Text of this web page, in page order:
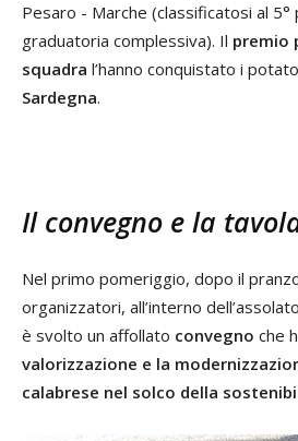
Pesaro - Marche (classificatosi al 5°
graduatoria complessiva). Il premio
squadra l’hanno conquistato i
Sardegna.
Il convegno e la
Nel primo pomeriggio, dopo il
organizzatori, all’interno
è svolto un affollato convegno che
valorizzazione e la
calabrese nel solco della